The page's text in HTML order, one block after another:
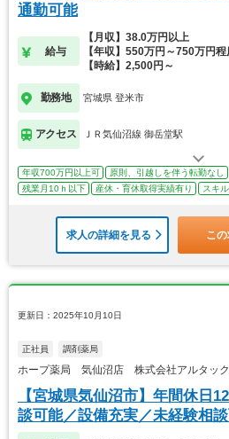
通勤可能
給与
【月収】38.0万円以上
【年収】550万円～750万円程
【時給】2,500円～
勤務地 宮城県 登米市
アクセス ＪＲ気仙沼線 御岳堂駅
年収700万円以上可 原則、引越しを伴う転勤なし
残業月10ｈ以下
産休・育休取得実績有り スキ
求人の詳細を見る こ
更新日：2025年10月10日
正社員 調剤薬局
ホープ薬局 気仙沼店 株式会社アルタック
【宮城県気仙沼市】年間休日
談可能／設備充実／未経験相